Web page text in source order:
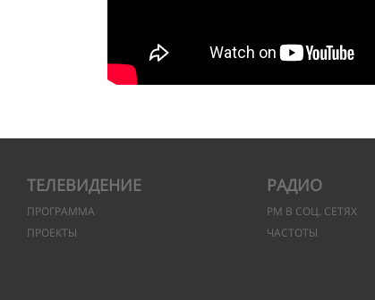
ТЕЛЕВИДЕНИЕ
ПРОГРАММА
ПРОЕКТЫ
РАДИО
РМ В СОЦ. СЕТЯХ
ЧАСТОТЫ